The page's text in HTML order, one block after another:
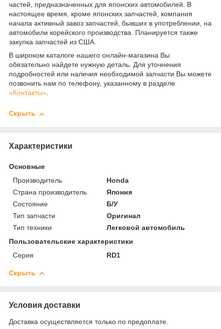
частей, предназначенных для японских автомобилей. В
настоящее время, кроме японских запчастей, компания
начала активный завоз запчастей, бывших в употреблении, на
автомобили корейского производства. Планируется также
закупка запчастей из США.
В широком каталоге нашего онлайн-магазина Вы
обязательно найдете нужную деталь. Для уточнения
подробностей или наличия необходимой запчасти Вы можете
позвонить нам по телефону, указанному в разделе
«Контакты».
Скрыть
Характеристики
Основные
Производитель
Honda
Страна производитель
Япония
Состояние
Б/У
Тип запчасти
Оригинал
Тип техники
Легковой автомобиль
Пользовательские характеристики
Серия
RD1
Скрыть
Условия доставки
Доставка осуществляется только по предоплате.